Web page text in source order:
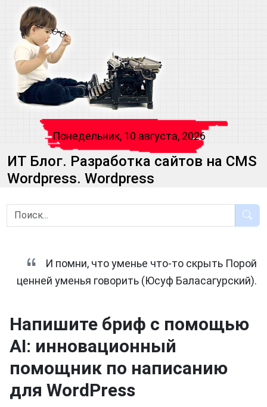
Понедельник, 10 августа, 2026
ИТ Блог. Разработка сайтов на CMS
Wordpress. Wordpress
И помни, что уменье что-то скрыть Порой
ценней уменья говорить (Юсуф Баласагурский).
Напишите бриф с помощью
AI: инновационный
помощник по написанию
для WordPress